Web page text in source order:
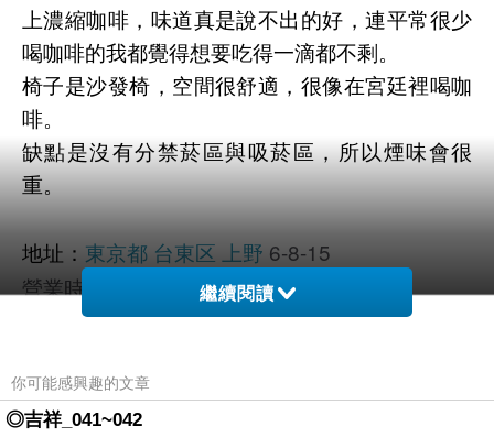
上濃縮咖啡，味道真是說不出的好，連平常很少
喝咖啡的我都覺得想要吃得一滴都不剩。
椅子是沙發椅，空間很舒適，很像在宮廷裡喝咖
啡。
缺點是沒有分禁菸區與吸菸區，所以煙味會很
重。
地址： 東京都 台東区 上野 6-8-15
營業時間：8:00-21:00
網址：https://www.facebook.com/coffeeoujyou
繼續閱讀
你可能感興趣的文章
◎吉祥_041~042